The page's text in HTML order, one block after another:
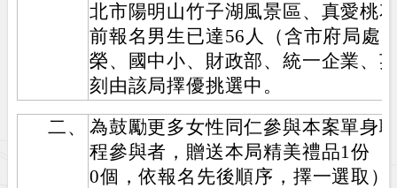
北市陽明山竹子湖風景區、真愛桃
前報名男生已達56人（含市府局處
榮、國中小、財政部、統一企業、
刻由該局擇優挑選中。
二、
為鼓勵更多女性同仁參與本案單身
程參與者，贈送本局精美禮品1份
0個，依報名先後順序，擇一選取）